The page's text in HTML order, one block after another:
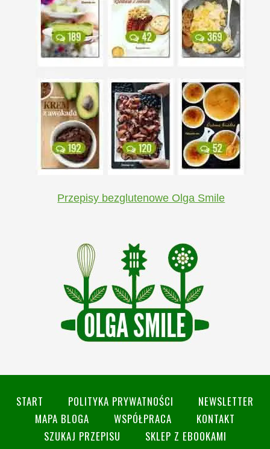
Przepisy bezglutenowe Olga Smile
START POLITYKA PRYWATNOŚCI
NEWSLETTER
MAPA BLOGA
WSPÓŁPRACA
KONTAKT
SZUKAJ PRZEPISU
SKLEP Z EBOOKAMI